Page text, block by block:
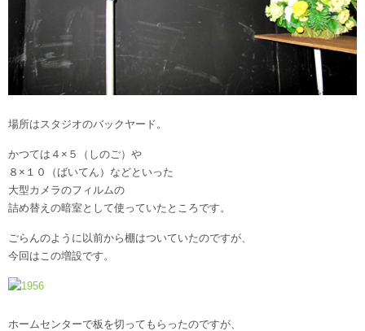
場所はスタジオのバックヤード。
かつては４×５（しのご）や
８×１０（ばいてん）などといった
大型カメラのフィルムの
詰め替えの暗室として使っていたところです。
ごらんのように以前から棚はついていたのですが、
今回はこの増設です。
ホームセンターで板を切ってもらったのですが、